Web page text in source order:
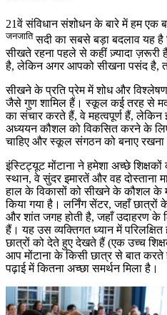
21वें संविधान संशोधन के बारे में हम एक
जनजाति सदी का सबसे बड़ा बदलाव यह है
सीखते रहना पहले से कहीं ज़्यादा ज़रूरी
है, लेकिन अगर आपको सीखना पसंद है,
सीखने के प्रति प्रेम में शोध और
जैसे गुण शामिल हैं। स्कूल कई तरह से
का संचार करते हैं, वे महत्वपूर्ण हैं,
अध्ययन कौशल को विकसित करने के लिए
चाहिए और स्कूल संगठन को बनाए रखना
इंस्टिट्यूट मोंटाना ने हमेशा अच्छे
स्थान, वे सुंदर इमारतें और वह दोस्ताना
हाल के विकासों को सीखने के कौशल के
किया गया है। लर्निंग सेंटर, जहाँ
और शांत जगह होती है, जहाँ उदाहरण के
हैं। यह उस व्यक्तिगत ध्यान में
छात्रों को देते हुए देखते हैं (एक उच्च
आप मोंटाना के किसी छात्र से बात करते
पढ़ाई में कितना अच्छा समर्थन मिला है।